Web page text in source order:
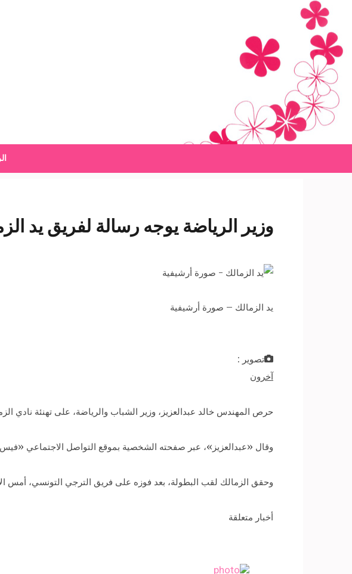
content
(Press
Enter)
وزير الرياضة يوجه رسالة لفريق يد
يد الزمالك – صورة أرشيفية
تصوير :
آخرون
حرص المهندس خالد عبدالعزيز، وزير الشباب والرياضة، على تهنئة نادي
وقال «عبدالعزيز»، عبر صفحته الشخصية بموقع التواصل الاجتماعي
وحقق الزمالك لقب البطولة، بعد فوزه على فريق الترجي التونسي، أمس الأحد،
أخبار متعلقة